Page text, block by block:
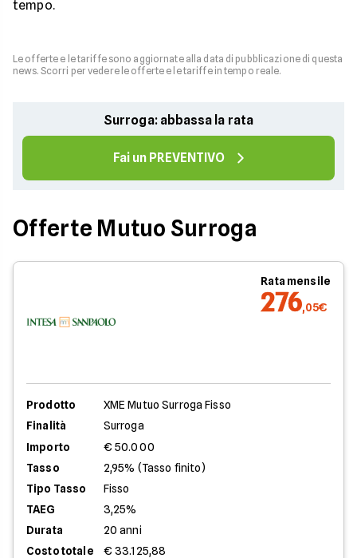
tempo.
Le offerte e le tariffe sono aggiornate alla data di pubblicazione di questa
news. Scorri per vedere le offerte e le tariffe in tempo reale.
Surroga: abbassa la rata
Fai un PREVENTIVO
Offerte Mutuo Surroga
Rata mensile
276,05€
Prodotto
XME Mutuo Surroga Fisso
Finalità
Surroga
Importo
€ 50.000
Tasso
2,95% (Tasso finito)
Tipo Tasso
Fisso
TAEG
3,25%
Durata
20 anni
Costo totale
€ 33.125,88